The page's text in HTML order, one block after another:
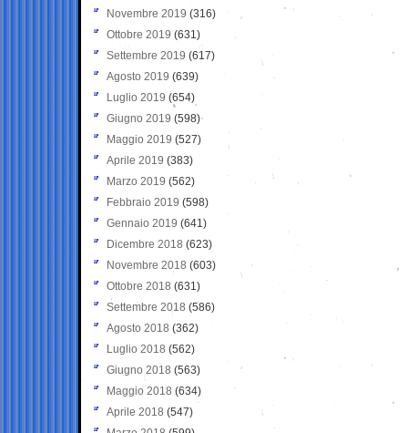
Novembre 2019 (316)
Ottobre 2019 (631)
Settembre 2019 (617)
Agosto 2019 (639)
Luglio 2019 (654)
Giugno 2019 (598)
Maggio 2019 (527)
Aprile 2019 (383)
Marzo 2019 (562)
Febbraio 2019 (598)
Gennaio 2019 (641)
Dicembre 2018 (623)
Novembre 2018 (603)
Ottobre 2018 (631)
Settembre 2018 (586)
Agosto 2018 (362)
Luglio 2018 (562)
Giugno 2018 (563)
Maggio 2018 (634)
Aprile 2018 (547)